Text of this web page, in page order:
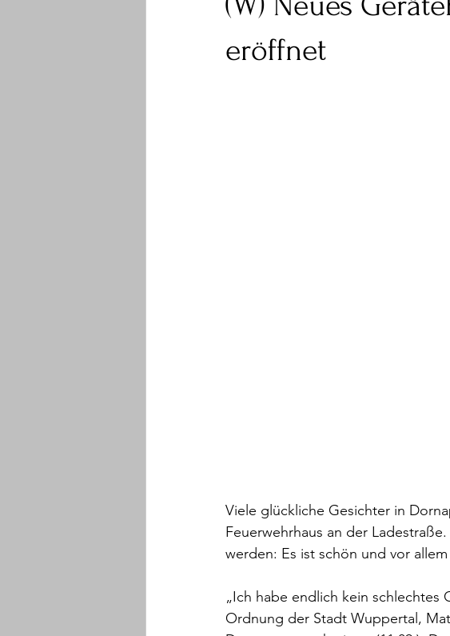
eröffnet
Viele glückliche Gesichter in
Feuerwehrhaus an der
werden: Es ist schön und vor
„Ich habe endlich kein schlechtes
Ordnung der Stadt Wuppertal,